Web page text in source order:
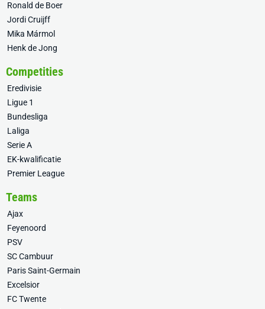
Ronald de Boer
Jordi Cruijff
Mika Mármol
Henk de Jong
Competities
Eredivisie
Ligue 1
Bundesliga
Laliga
Serie A
EK-kwalificatie
Premier League
Teams
Ajax
Feyenoord
PSV
SC Cambuur
Paris Saint-Germain
Excelsior
FC Twente